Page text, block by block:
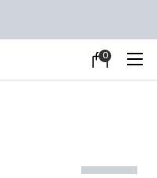
Mi
0
0 producto